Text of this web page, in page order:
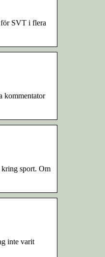
för SVT i flera
kommentator
kring sport. Om
inte varit